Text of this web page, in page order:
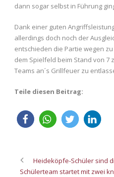
dann sogar selbst in Führung
Dank einer guten
allerdings doch noch der
entschieden die Partie wegen
dem Spielfeld beim Stand von 7
Teams an´s Grillfeuer zu
Teile diesen Beitrag:
Heideköpfe-Schüler sind
Schülerteam startet mit zwei